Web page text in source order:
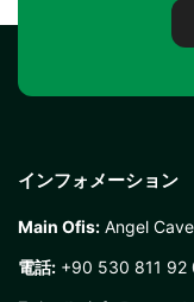
インフォメーション
Main Ofis: Angel
電話: +90 530 811 92